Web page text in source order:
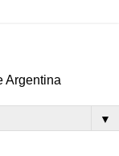
Argentina
▼